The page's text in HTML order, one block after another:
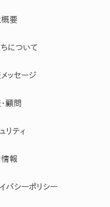
要
について
ッセージ
顧問
リティ
報
バシーポリシー